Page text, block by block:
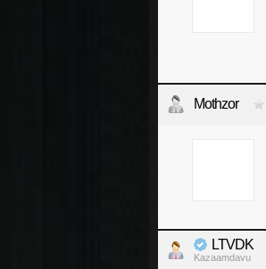
Mothzor
LTVDK
Kazaamdavu